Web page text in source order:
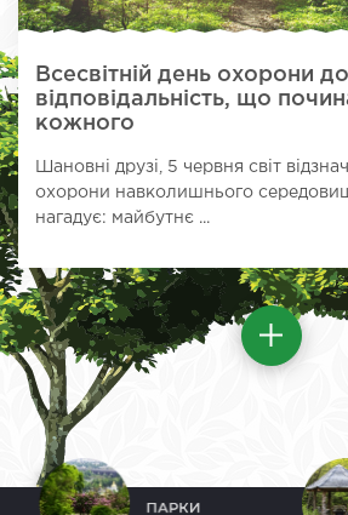
Всесвітній день охорони
відповідальність, що
кожного
Шановні друзі, 5 червня світ
охорони навколишнього
нагадує: майбутнє ...